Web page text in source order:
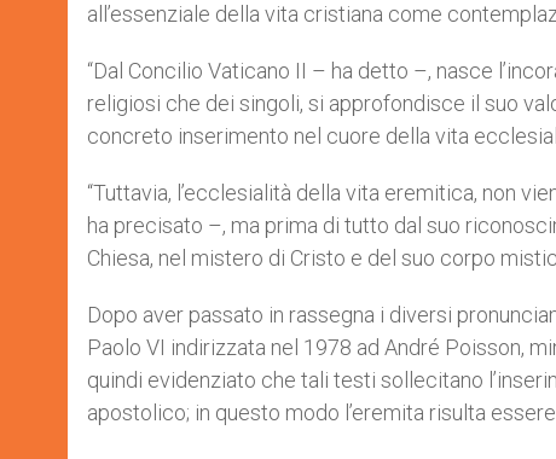
all’essenziale della vita cristiana come
“Dal Concilio Vaticano II – ha detto –, nasce
religiosi che dei singoli, si approfondisce il suo
concreto inserimento nel cuore della vita
“Tuttavia, l’ecclesialità della vita eremitica, non
ha precisato –, ma prima di tutto dal suo
Chiesa, nel mistero di Cristo e del suo corpo
Dopo aver passato in rassegna i diversi
Paolo VI indirizzata nel 1978 ad André Poisson,
quindi evidenziato che tali testi sollecitano
apostolico; in questo modo l’eremita risulta